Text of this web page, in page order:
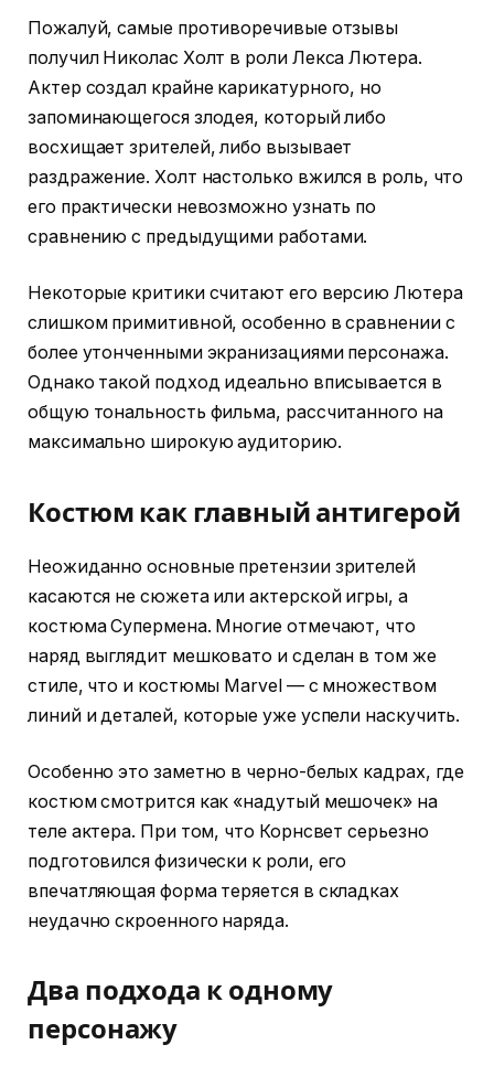
Пожалуй, самые противоречивые отзывы
получил Николас Холт в роли Лекса Лютера.
Актер создал крайне карикатурного, но
запоминающегося злодея, который либо
восхищает зрителей, либо вызывает
раздражение. Холт настолько вжился в роль, что
его практически невозможно узнать по
сравнению с предыдущими работами.
Некоторые критики считают его версию Лютера
слишком примитивной, особенно в сравнении с
более утонченными экранизациями персонажа.
Однако такой подход идеально вписывается в
общую тональность фильма, рассчитанного на
максимально широкую аудиторию.
Костюм как главный антигерой
Неожиданно основные претензии зрителей
касаются не сюжета или актерской игры, а
костюма Супермена. Многие отмечают, что
наряд выглядит мешковато и сделан в том же
стиле, что и костюмы Marvel — с множеством
линий и деталей, которые уже успели наскучить.
Особенно это заметно в черно-белых кадрах, где
костюм смотрится как «надутый мешочек» на
теле актера. При том, что Корнсвет серьезно
подготовился физически к роли, его
впечатляющая форма теряется в складках
неудачно скроенного наряда.
Два подхода к одному
персонажу